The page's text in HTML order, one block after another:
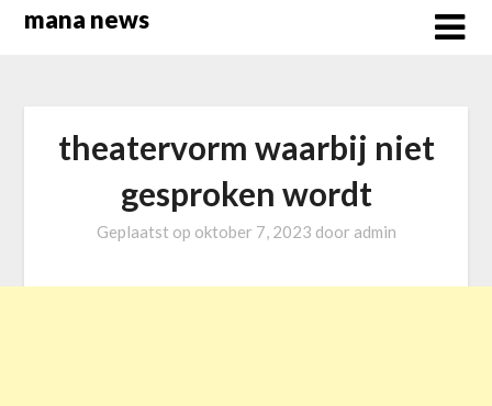
Overslaan
mana news
theatervorm waarbij niet
gesproken wordt
Geplaatst op oktober 7, 2023 door admin